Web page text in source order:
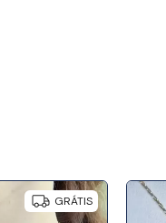
GRÁTIS